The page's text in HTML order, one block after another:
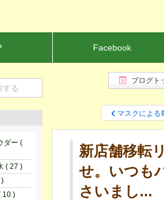
ブログト
マスクによ
新店舗移転
せ。いつも
さいまし...
ダー (
( 27 )
)
10 )
Facebook